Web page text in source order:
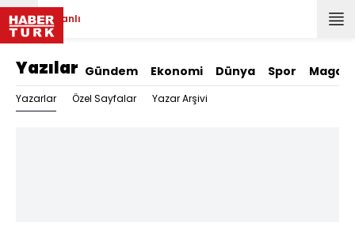
Canlı
Yazılar Gündem Ekonomi Dünya Spor
Yazarlar Özel Sayfalar Yazar Arşivi